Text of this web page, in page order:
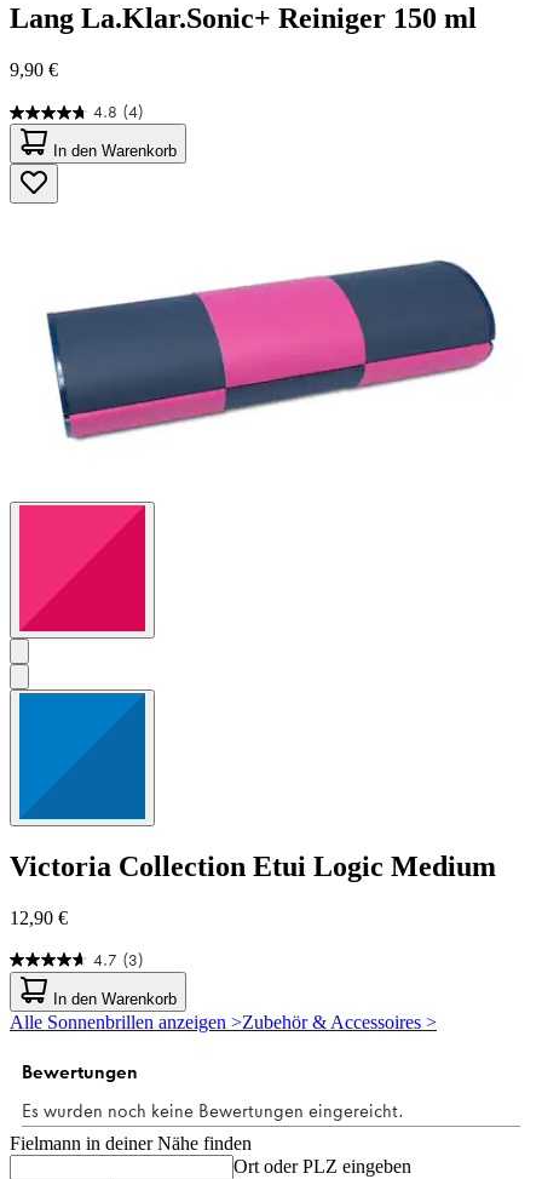
Lang La.Klar.Sonic+ Reiniger 150 ml
9,90 €
4.8 (4)
4.8
von
5
Sternen.
4
In den Warenkorb
Victoria Collection Etui Logic Medium
12,90 €
4.7 (3)
4.7
von
5
Sternen.
Bewertungen
In den Warenkorb
Alle Sonnenbrillen anzeigen >Zubehör & Accessoires >
Fielmann in deiner Nähe finden
Ort oder PLZ eingeben